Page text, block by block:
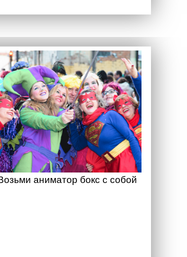
аниматор бокс с собой